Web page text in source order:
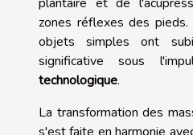
zones réflexes des
objets simples ont
significative sous
technologique.
La transformation des